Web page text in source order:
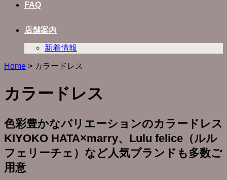
FAQ
店舗案内
新着情報
Home > カラードレス
カラードレス
色彩豊かなバリエーションのカラードレス
KIYOKO HATA×marry、Lulu felice（ルル
フェリーチェ）など人気ブランドも多数ご
用意